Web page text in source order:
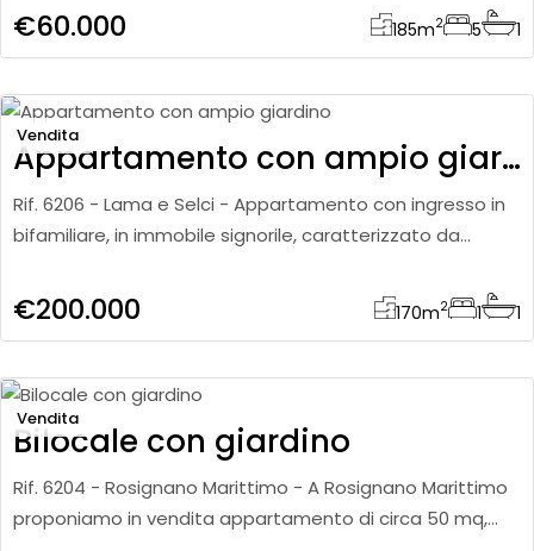
potenziale di
€60.000 185m2 5 1
Vendita
Appartamento con ampio giardino
Rif. 6206 - Lama e Selci - Appartamento con ingresso in
bifamiliare, in immobile signorile, caratterizzato da
piano terr
€200.000 170m2 1 1
Vendita
Bilocale con giardino
Rif. 6204 - Rosignano Marittimo - A Rosignano Marittimo
proponiamo in vendita appartamento di circa 50 mq,